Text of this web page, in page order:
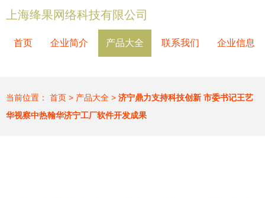
上海绛果网络科技有限公司
首页 企业简介 产品大全 联系我们 企业信息
当前位置： 首页 > 产品大全 > 济宁鼎力支持科技创新 市委书记王艺
华视察中热翰华济宁工厂软件开发成果